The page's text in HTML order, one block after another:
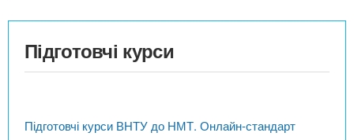
Підготовчі курси
Підготовчі курси ВНТУ до НМТ. Онлайн-стандарт